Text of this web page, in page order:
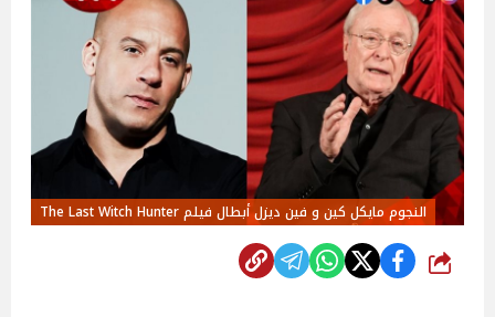
النجوم مايكل كين و فين ديزل أبطال فيلم The Last Witch Hunter
شارك